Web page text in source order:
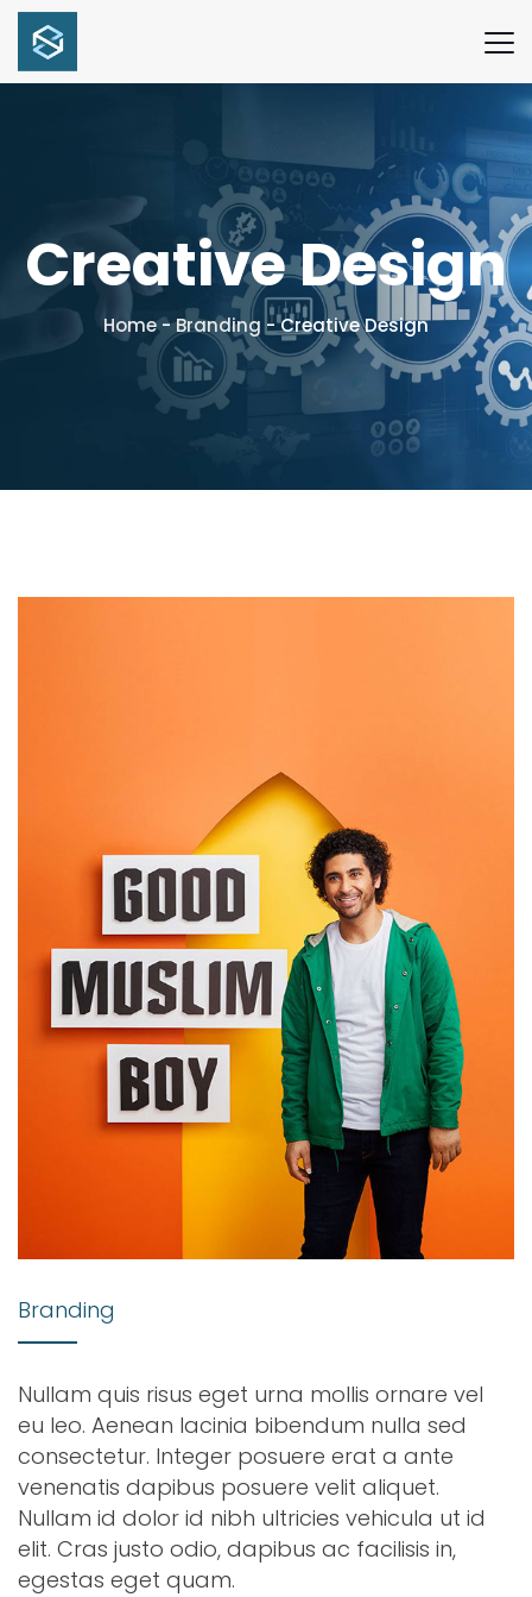
Creative Design
Home-Branding -Creative Design
Branding
Nullam quis risus eget urna mollis ornare vel
eu leo. Aenean lacinia bibendum nulla sed
consectetur. Integer posuere erat a ante
venenatis dapibus posuere velit aliquet.
Nullam id dolor id nibh ultricies vehicula ut id
elit. Cras justo odio, dapibus ac facilisis in,
egestas eget quam.